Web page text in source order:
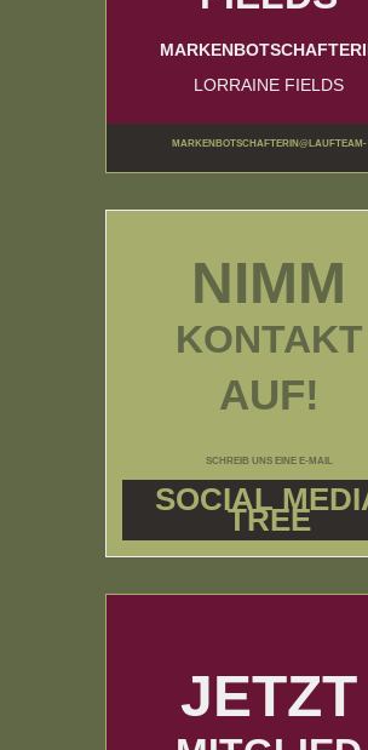
LORRAINE FIELDS
MARKENBOTSCHAFTERIN@LAUFTEAM-
NIMM
KONTAKT
AUF!
SCHREIB UNS EINE E-MAIL
SOCIAL
TREE
JETZT